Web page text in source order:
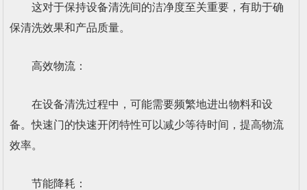
这对于保持设备清洗间的洁净度至关重要，有助于确
保清洗效果和产品质量。
高效物流：
在设备清洗过程中，可能需要频繁地进出物料和设
备。快速门的快速开闭特性可以减少等待时间，提高物流
效率。
节能降耗：